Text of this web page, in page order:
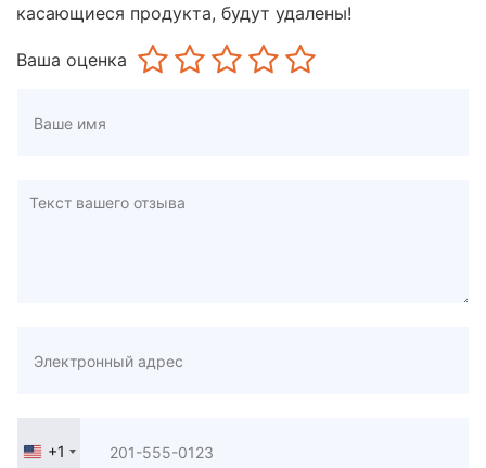
касающиеся продукта, будут удалены!
Ваша оценка
United
+1